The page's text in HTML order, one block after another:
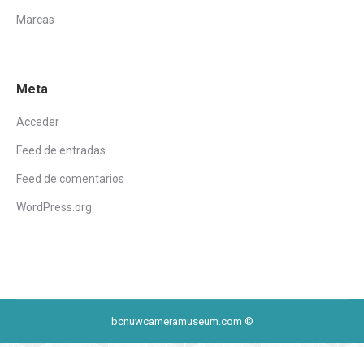
Marcas
Meta
Acceder
Feed de entradas
Feed de comentarios
WordPress.org
bcnuwcameramuseum.com ©